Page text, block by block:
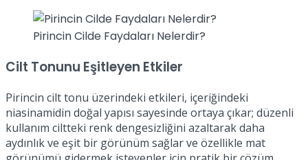
Pirincin Cilde Faydaları Nelerdir?
Cilt Tonunu Eşitleyen Etkiler
Pirincin cilt tonu üzerindeki etkileri, içeriğindeki
niasinamidin doğal yapısı sayesinde ortaya çıkar; düzenli
kullanım ciltteki renk dengesizliğini azaltarak daha
aydınlık ve eşit bir görünüm sağlar ve özellikle mat